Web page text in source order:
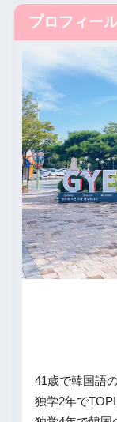
プロフィー
41歳で韓国語
独学2年で